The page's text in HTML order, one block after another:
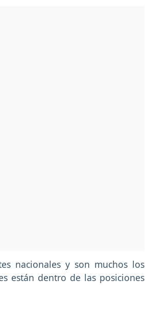
nacionales y son muchos los
están dentro de las posiciones